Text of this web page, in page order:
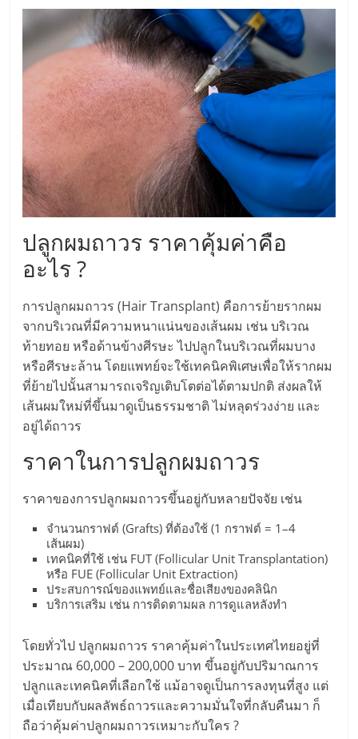
ที่
ปรึกษา
แฟ
รน
ไชส์,
รวม
แฟ
รน
ไชส์
ขาย
แฟ
รน
ไชส์
แฟ
รน
ไชส์
ปลูกผมถาวร ราคาคุ้มค่าคือ
อะไร ?
การปลูกผมถาวร (Hair Transplant) คือการย้ายรากผม
จากบริเวณที่มีความหนาแน่นของเส้นผม เช่น บริเวณ
ท้ายทอย หรือด้านข้างศีรษะ ไปปลูกในบริเวณที่ผมบาง
หรือศีรษะล้าน โดยแพทย์จะใช้เทคนิคพิเศษเพื่อให้รากผม
ที่ย้ายไปนั้นสามารถเจริญเติบโตต่อได้ตามปกติ ส่งผลให้
เส้นผมใหม่ที่ขึ้นมาดูเป็นธรรมชาติ ไม่หลุดร่วงง่าย และ
อยู่ได้ถาวร
ราคาในการปลูกผมถาวร
ราคาของการปลูกผมถาวรขึ้นอยู่กับหลายปัจจัย เช่น
จำนวนกราฟต์ (Grafts) ที่ต้องใช้ (1 กราฟต์ = 1–4
เส้นผม)
เทคนิคที่ใช้ เช่น FUT (Follicular Unit Transplantation)
หรือ FUE (Follicular Unit Extraction)
ประสบการณ์ของแพทย์และชื่อเสียงของคลินิก
บริการเสริม เช่น การติดตามผล การดูแลหลังทำ
โดยทั่วไป ปลูกผมถาวร ราคาคุ้มค่าในประเทศไทยอยู่ที่
ประมาณ 60,000 – 200,000 บาท ขึ้นอยู่กับปริมาณการ
ปลูกและเทคนิคที่เลือกใช้ แม้อาจดูเป็นการลงทุนที่สูง แต่
เมื่อเทียบกับผลลัพธ์ถาวรและความมั่นใจที่กลับคืนมา ก็
ถือว่าคุ้มค่าปลูกผมถาวรเหมาะกับใคร ?